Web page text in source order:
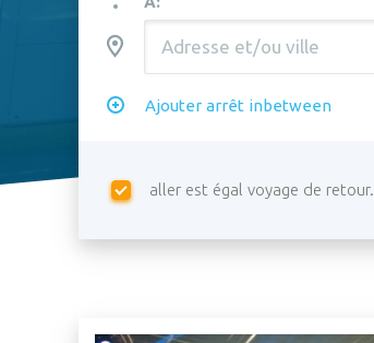
Ajouter arrêt inbetween
aller est égal voyage de retour.